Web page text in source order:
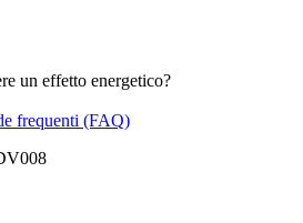
un effetto energetico?
frequenti (FAQ)